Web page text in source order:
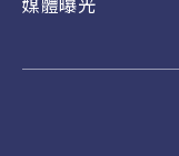
媒體曝光